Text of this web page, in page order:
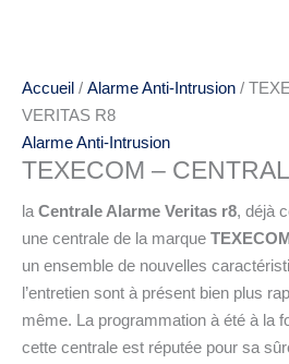
Accueil / Alarme Anti-Intrusion /
VERITAS R8
Alarme Anti-Intrusion
TEXECOM –
la Centrale Alarme Veritas r8, déjà
une centrale de la marque
un ensemble de nouvelles
l’entretien sont à présent bien plus
même. La programmation à été à la
cette centrale est réputée pour sa